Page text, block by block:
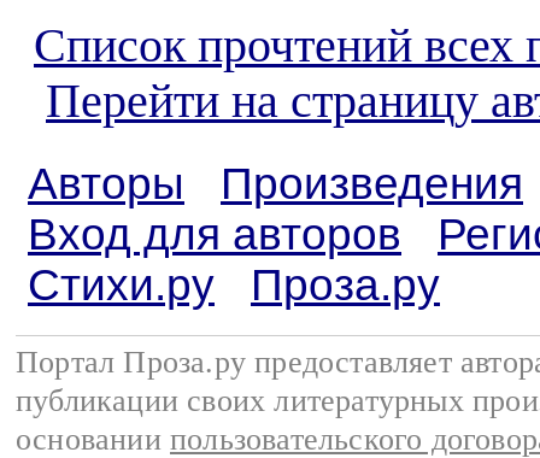
Список прочтений всех
Перейти на страницу
Авторы
Произведения
Вход для авторов
Стихи.ру
Проза.ру
Портал Проза.ру предоставляет
публикации своих литературных
основании пользовательского